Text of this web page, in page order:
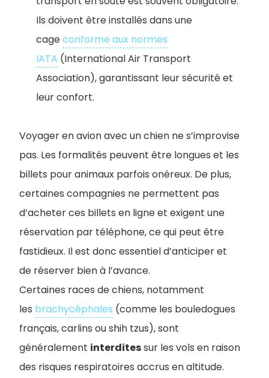
Ils doivent être installés dans une
cageconforme aux normes
IATA (International Air Transport
Association), garantissant leur sécurité et
leur confort.
Voyager en avion avec un chien ne s’improvise
pas. Les formalités peuvent être longues et les
billets pour animaux parfois onéreux. De plus,
certaines compagnies ne permettent pas
d’acheter ces billets en ligne et exigent une
réservation par téléphone, ce qui peut être
fastidieux. Il est donc essentiel d’anticiper et
de réserver bien à l’avance.
Certaines races de chiens, notamment
les brachycéphales (comme les bouledogues
français, carlins ou shih tzus), sont
généralement interditessur les vols en raison
des risques respiratoires accrus en altitude.